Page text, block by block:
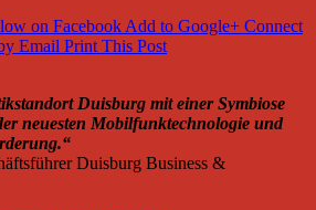
on FacebookAdd to Google+ Connect
Email Print This Post
Duisburg mit einer Symbiose
neuesten Mobilfunktechnologie und
Duisburg Business &